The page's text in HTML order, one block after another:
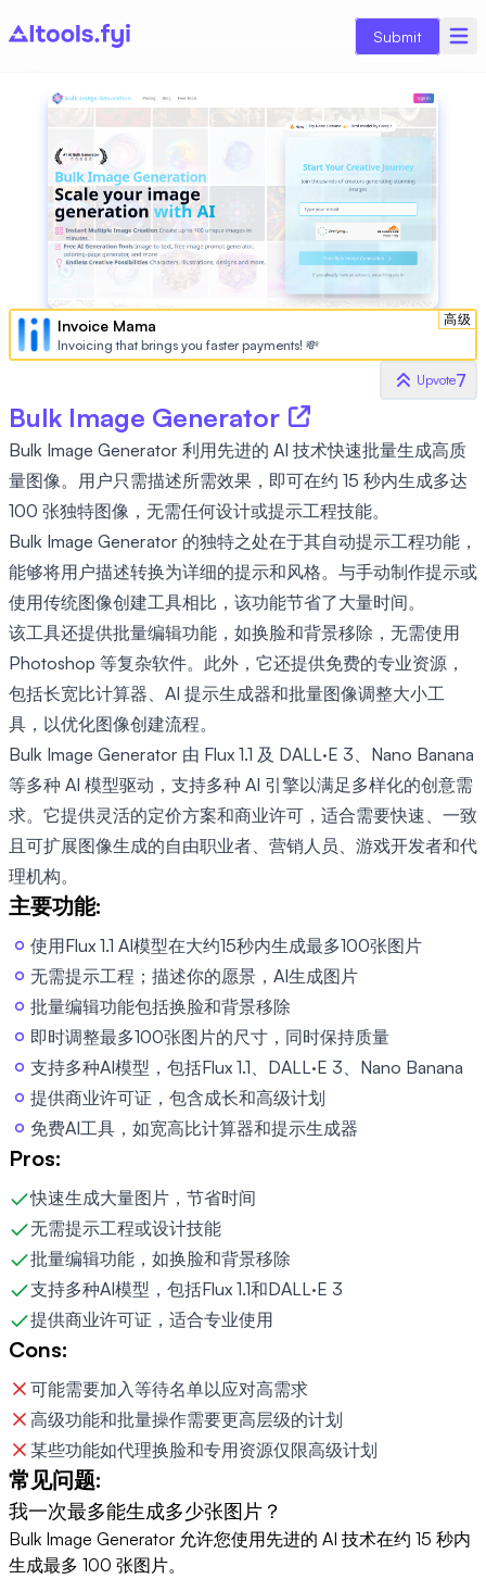
Submit
高级
Invoice Mama
Invoicing that brings you faster payments! 💸
Upvote7
Bulk Image Generator
Bulk Image Generator 利用先进的 AI 技术快速批量生成高质
量图像。用户只需描述所需效果，即可在约 15 秒内生成多达
100 张独特图像，无需任何设计或提示工程技能。
Bulk Image Generator 的独特之处在于其自动提示工程功能，
能够将用户描述转换为详细的提示和风格。与手动制作提示或
使用传统图像创建工具相比，该功能节省了大量时间。
该工具还提供批量编辑功能，如换脸和背景移除，无需使用
Photoshop 等复杂软件。此外，它还提供免费的专业资源，
包括长宽比计算器、AI 提示生成器和批量图像调整大小工
具，以优化图像创建流程。
Bulk Image Generator 由 Flux 1.1 及 DALL·E 3、Nano Banana
等多种 AI 模型驱动，支持多种 AI 引擎以满足多样化的创意需
求。它提供灵活的定价方案和商业许可，适合需要快速、一致
且可扩展图像生成的自由职业者、营销人员、游戏开发者和代
理机构。
主要功能:
使用Flux 1.1 AI模型在大约15秒内生成最多100张图片
无需提示工程；描述你的愿景，AI生成图片
批量编辑功能包括换脸和背景移除
即时调整最多100张图片的尺寸，同时保持质量
支持多种AI模型，包括Flux 1.1、DALL·E 3、Nano Banana
提供商业许可证，包含成长和高级计划
免费AI工具，如宽高比计算器和提示生成器
Pros:
快速生成大量图片，节省时间
无需提示工程或设计技能
批量编辑功能，如换脸和背景移除
支持多种AI模型，包括Flux 1.1和DALL·E 3
提供商业许可证，适合专业使用
Cons:
可能需要加入等待名单以应对高需求
高级功能和批量操作需要更高层级的计划
某些功能如代理换脸和专用资源仅限高级计划
常见问题:
我一次最多能生成多少张图片？
Bulk Image Generator 允许您使用先进的 AI 技术在约 15 秒内
生成最多 100 张图片。